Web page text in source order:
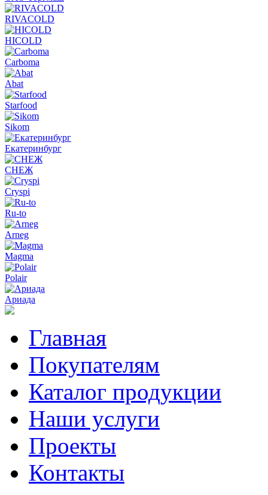
RIVACOLD
HICOLD
Carboma
Abat
Starfood
Sikom
Екатеринбург
СНЕЖ
Cryspi
Ru-to
Arneg
Magma
Polair
Ариада
Главная
Покупателям
Каталог продукции
Наши услуги
Проекты
Контакты